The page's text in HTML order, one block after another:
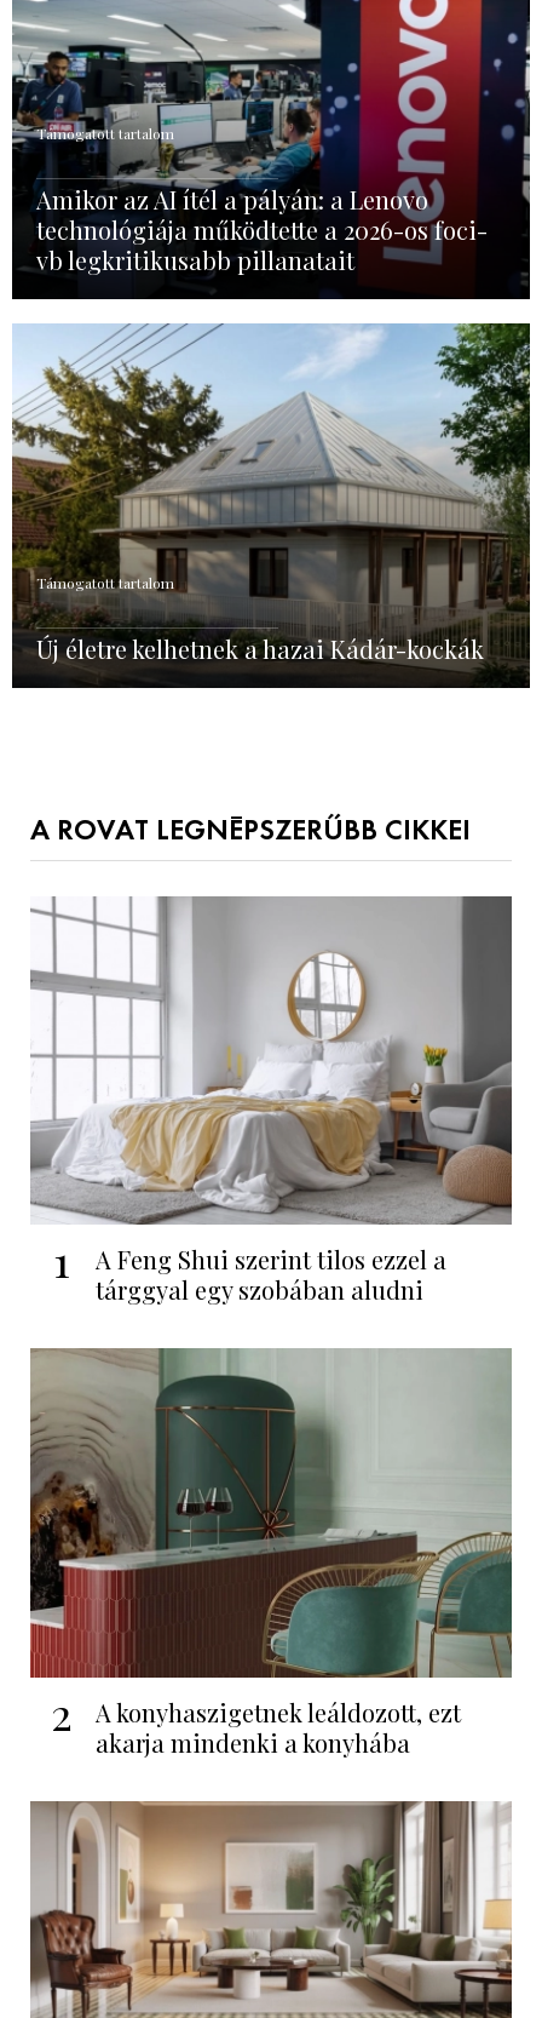
Támogatott tartalom
Amikor az AI ítél a pályán: a Lenovo
technológiája működtette a 2026-os foci-
vb legkritikusabb pillanatait
Támogatott tartalom
Új életre kelhetnek a hazai Kádár-kockák
A ROVAT LEGNÉPSZERŰBB CIKKEI
1
A Feng Shui szerint tilos ezzel a
tárggyal egy szobában aludni
2
A konyhaszigetnek leáldozott, ezt
akarja mindenki a konyhába